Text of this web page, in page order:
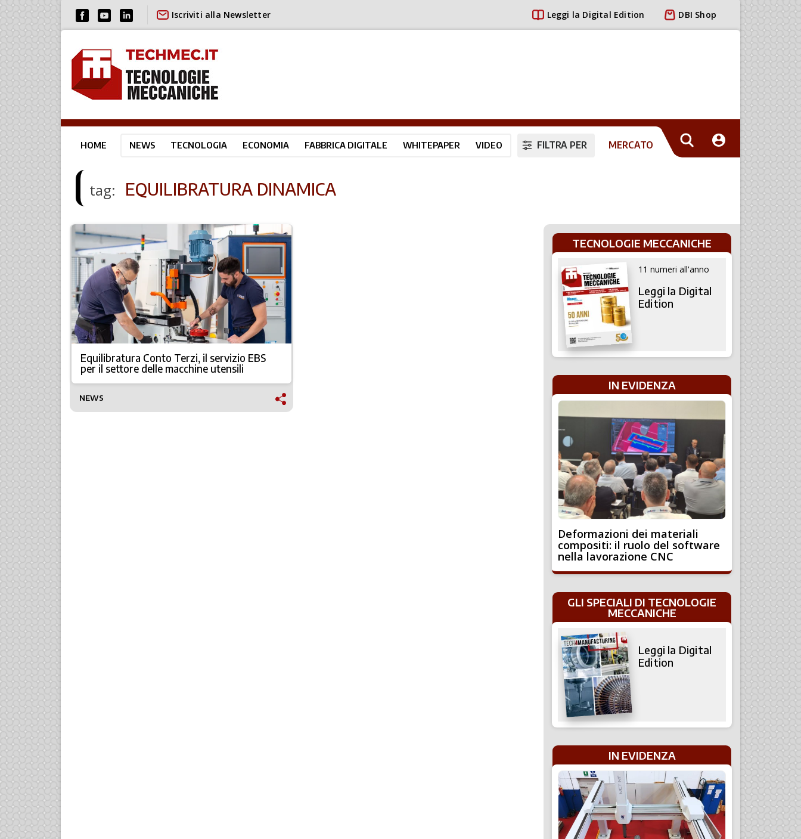
Iscriviti alla Newsletter Leggi la Digital Edition DBI Shop
HOME NEWS TECNOLOGIA ECONOMIA FABBRICA DIGITALE WHITEPAPER VIDEO FILTRA PER MERCATO
tag: EQUILIBRATURA DINAMICA
Equilibratura Conto Terzi, il servizio EBS
per il settore delle macchine utensili
NEWS
TECNOLOGIE MECCANICHE
11 numeri all'anno
Leggi la Digital
Edition
IN EVIDENZA
Deformazioni dei materiali
compositi: il ruolo del software
nella lavorazione CNC
GLI SPECIALI DI TECNOLOGIE
MECCANICHE
Leggi la Digital
Edition
IN EVIDENZA